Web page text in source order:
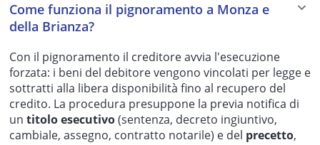
Come funziona il pignoramento a Monza e
della Brianza?
Con il pignoramento il creditore avvia l'esecuzione
forzata: i beni del debitore vengono vincolati per legge e
sottratti alla libera disponibilità fino al recupero del
credito. La procedura presuppone la previa notifica di
un titolo esecutivo(sentenza, decreto ingiuntivo,
cambiale, assegno, contratto notarile) e del precetto,